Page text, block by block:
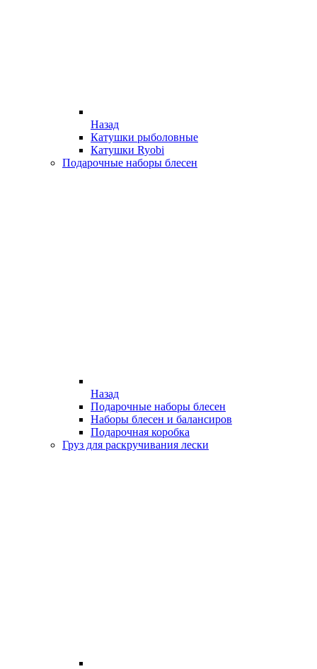
Назад
Катушки рыболовные
Катушки Ryobi
Подарочные наборы блесен
Назад
Подарочные наборы блесен
Наборы блесен и балансиров
Подарочная коробка
Груз для раскручивания лески